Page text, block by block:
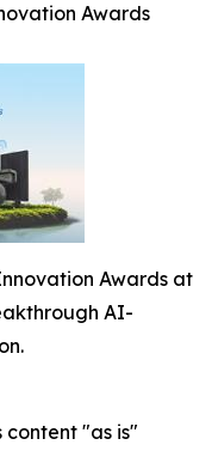
Awards
Awards at
AI-
content "as is"